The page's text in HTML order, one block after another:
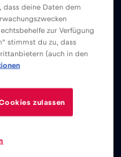
să se alăture”
În cazul în care
manual, va
APN-ul
dass deine Daten dem
zur Verfügung
stimmst du zu, dass
(auch in den
zulassen